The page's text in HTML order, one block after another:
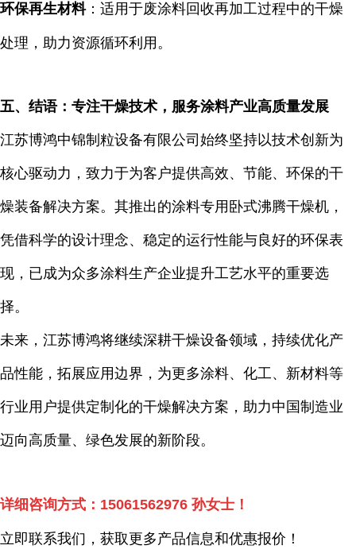
环保再生材料：适用于废涂料回收再加工过程中的干燥
处理，助力资源循环利用。
五、结语：专注干燥技术，服务涂料产业高质量发展
江苏博鸿中锦制粒设备有限公司始终坚持以技术创新为
核心驱动力，致力于为客户提供高效、节能、环保的干
燥装备解决方案。其推出的涂料专用卧式沸腾干燥机，
凭借科学的设计理念、稳定的运行性能与良好的环保表
现，已成为众多涂料生产企业提升工艺水平的重要选
择。
未来，江苏博鸿将继续深耕干燥设备领域，持续优化产
品性能，拓展应用边界，为更多涂料、化工、新材料等
行业用户提供定制化的干燥解决方案，助力中国制造业
迈向高质量、绿色发展的新阶段。
详细咨询方式： 15061562976 孙女士！
立即联系我们，获取更多产品信息和优惠报价！